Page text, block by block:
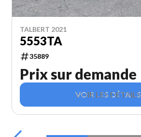
TALBERT 2021
5553TA
35889
Prix sur demande
VOIR LES DÉTAILS